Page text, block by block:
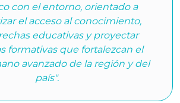
con el entorno, orientado a
el acceso al conocimiento,
educativas y proyectar
formativas que fortalezcan el
avanzado de la región y del
país".